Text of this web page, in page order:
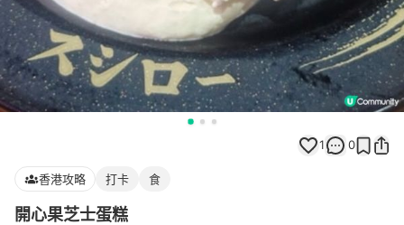
1 0
香港攻略 打卡 食
開心果芝士蛋糕